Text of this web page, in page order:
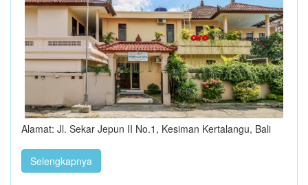
Alamat: Jl. Sekar Jepun II No.1, Kesiman Kertalangu, Bali
Selengkapnya